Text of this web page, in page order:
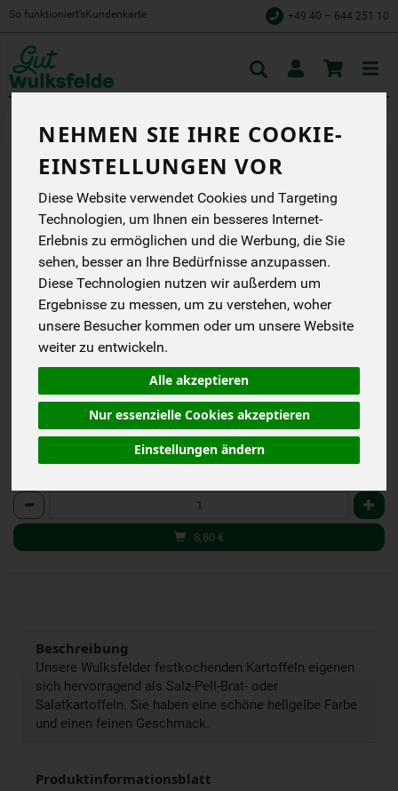
NEHMEN SIE IHRE COOKIE-
EINSTELLUNGEN VOR
Diese Website verwendet Cookies und Targeting
Technologien, um Ihnen ein besseres Internet-
Erlebnis zu ermöglichen und die Werbung, die Sie
sehen, besser an Ihre Bedürfnisse anzupassen.
Diese Technologien nutzen wir außerdem um
Ergebnisse zu messen, um zu verstehen, woher
unsere Besucher kommen oder um unsere Website
weiter zu entwickeln.
Alle akzeptieren
Nur essenzielle Cookies akzeptieren
Einstellungen ändern
So funktioniert’s Kundenkarte +49 40 – 644 251 10
Gemüse Kartoffeln
KARTOFFELN FEST 5 KG
WULKSFELDE
Gut Wulksfelde
DB
8,80 € * / 5 kg
Anzahl
8,80 €
Beschreibung
Unsere Wulksfelder festkochenden Kartoffeln eigenen
sich hervorragend als Salz-Pell-Brat- oder
Salatkartoffeln. Sie haben eine schöne hellgelbe Farbe
und einen feinen Geschmack.
Produktinformationsblatt
Toggle